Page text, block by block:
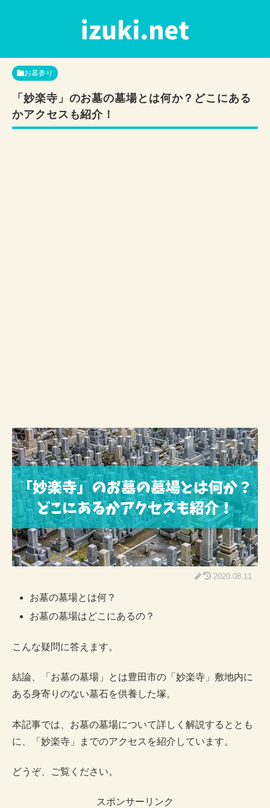
お墓参り
「妙楽寺」のお墓の墓場とは何か？どこにある
かアクセスも紹介！
2020.08.11
お墓の墓場とは何？
お墓の墓場はどこにあるの？
こんな疑問に答えます。
結論、「お墓の墓場」とは豊田市の「妙楽寺」敷地内に
ある身寄りのない墓石を供養した塚。
本記事では、お墓の墓場について詳しく解説するととも
に、「妙楽寺」までのアクセスを紹介しています。
どうぞ、ご覧ください。
スポンサーリンク